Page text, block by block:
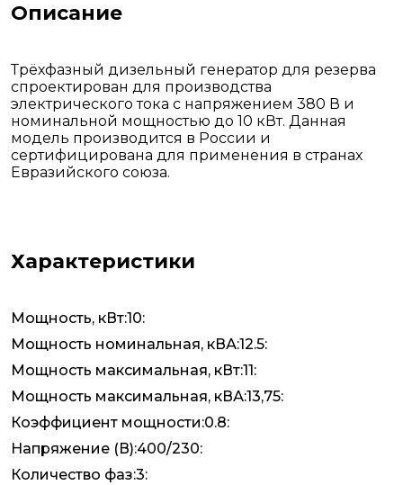
Описание
Трёхфазный дизельный генератор для резерва
спроектирован для производства
электрического тока с напряжением 380 В и
номинальной мощностью до 10 кВт. Данная
модель производится в России и
сертифицирована для применения в странах
Евразийского союза.
Характеристики
Мощность, кВт:10:
Мощность номинальная, кВА:12.5:
Мощность максимальная, кВт:11:
Мощность максимальная, кВА:13,75:
Коэффициент мощности:0.8:
Напряжение (В):400/230:
Количество фаз:3: